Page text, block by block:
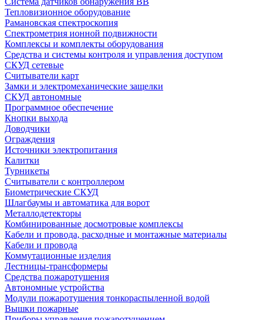
Тепловизионное оборудование
Рамановская спектроскопия
Спектрометрия ионной подвижности
Комплексы и комплекты оборудования
Средства и системы контроля и управления доступом
СКУД сетевые
Считыватели карт
Замки и электромеханические защелки
СКУД автономные
Программное обеспечение
Кнопки выхода
Доводчики
Ограждения
Источники электропитания
Калитки
Турникеты
Считыватели с контроллером
Биометрические СКУД
Шлагбаумы и автоматика для ворот
Металлодетекторы
Комбинированные досмотровые комплексы
Кабели и провода, расходные и монтажные материалы
Кабели и провода
Коммутационные изделия
Лестницы-трансформеры
Средства пожаротушения
Автономные устройства
Модули пожаротушения тонкораспыленной водой
Вышки пожарные